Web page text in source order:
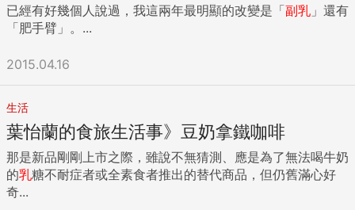
已經有好幾個人說過，我這兩年最明顯的改變是「副乳 」還有
「肥手臂」。...
2015.04.16
生活
葉怡蘭的食旅生活事》豆奶拿鐵咖啡
那是新品剛剛上市之際，雖說不無猜測、應是為了無法喝牛奶
的乳糖不耐症者或全素食者推出的替代商品，但仍舊滿心好
奇...